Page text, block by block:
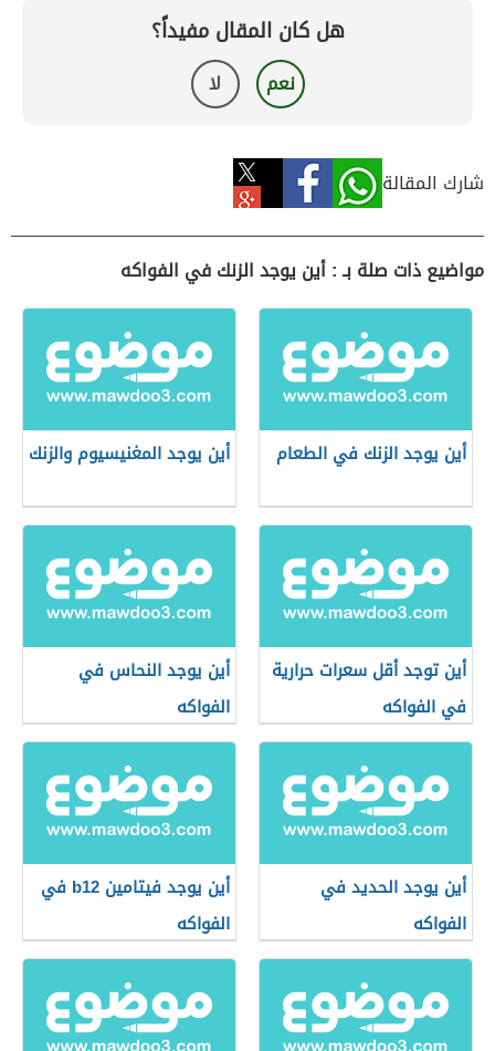
هل كان المقال مفيداً؟
نعم لا
شارك المقالة
مواضيع ذات صلة بـ : أين يوجد الزنك في الفواكه
أين يوجد الزنك في الطعام أين يوجد المغنيسيوم والزنك
أين توجد أقل سعرات حرارية
في الفواكه
أين يوجد النحاس في
الفواكه
أين يوجد الحديد في
الفواكه
أين يوجد فيتامين b12 في
الفواكه